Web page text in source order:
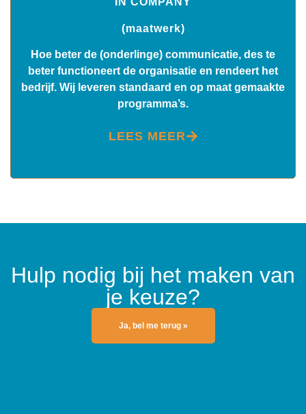
(maatwerk)
Hoe beter de (onderlinge) communicatie, des te
beter functioneert de organisatie en rendeert het
bedrijf. Wij leveren standaard en op maat gemaakte
programma’s.
LEES MEER
Hulp nodig bij het maken van
je keuze?
Ja, bel me terug »